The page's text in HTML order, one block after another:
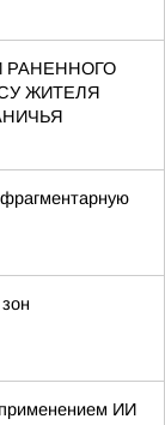
РАНЕННОГО
ЖИТЕЛЯ
применением ИИ